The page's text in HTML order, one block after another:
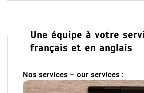
Une équipe à votre
français et en anglais
Nos services – our services :